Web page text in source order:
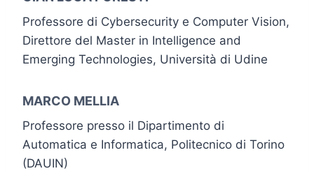
Professore di Cybersecurity e Computer Vision,
Direttore del Master in Intelligence and
Emerging Technologies, Università di Udine
MARCO MELLIA
Professore presso il Dipartimento di
Automatica e Informatica, Politecnico di Torino
(DAUIN)